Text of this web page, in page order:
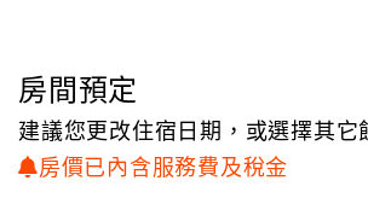
地
圖
顧
房間預定
建議您更改住宿日期，或選擇其它
房價已內含服務費及稅金